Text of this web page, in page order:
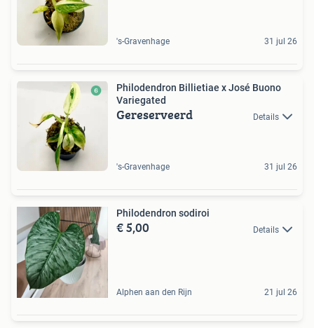
's-Gravenhage 31 jul 26
Philodendron Billietiae x José Buono
Variegated
Gereserveerd Details
's-Gravenhage 31 jul 26
Philodendron sodiroi
€ 5,00 Details
Alphen aan den Rijn 21 jul 26